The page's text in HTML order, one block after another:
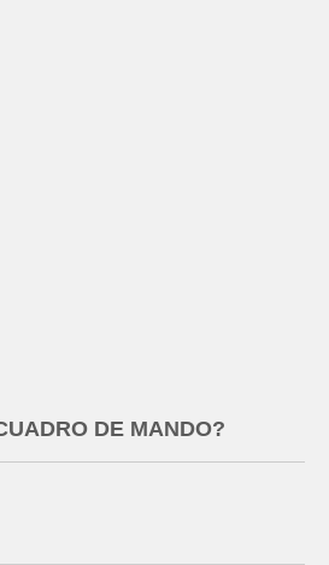
DE MANDO?